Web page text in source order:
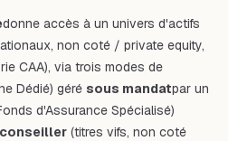
donne accès à un univers d'actifs
non coté / private equity,
CAA), via trois modes de
Dédié) géré sous mandatpar un
d'Assurance Spécialisé)
(titres vifs, non coté